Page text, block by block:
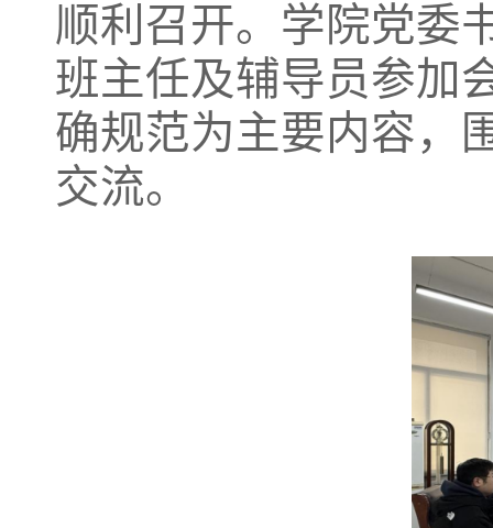
顺利召开。学院党委
班主任及辅导员参加
确规范为主要内容，
交流。